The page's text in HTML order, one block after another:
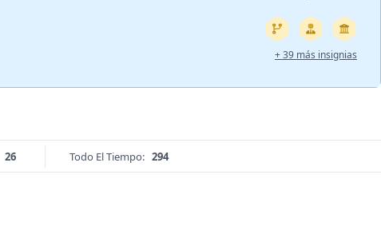
+ 39 más insignias
26 Todo El Tiempo: 294